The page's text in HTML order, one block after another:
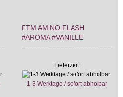
FTM AMINO FLASH
#AROMA #VANILLE
Lieferzeit:
1-3 Werktage / sofort abholbar